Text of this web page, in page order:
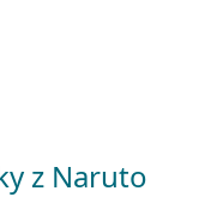
z Naruto